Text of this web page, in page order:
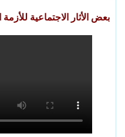
بعض الأثار الاجتماعية للأزمة